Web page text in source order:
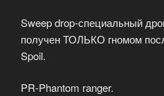
Sweep drop-специальный
получен ТОЛЬКО гномом
Spoil.
PR-Phantom ranger.